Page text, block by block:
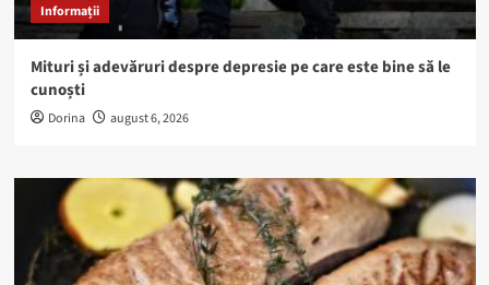
Informații
Mituri și adevăruri despre depresie pe care este bine să le
cunoști
Dorina august 6, 2026